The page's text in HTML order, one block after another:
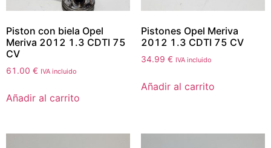
Piston con biela Opel
Meriva 2012 1.3 CDTI 75
CV
61.00 € IVA incluido
Añadir al carrito
Pistones Opel Meriva
2012 1.3 CDTI 75 CV
34.99 € IVA incluido
Añadir al carrito